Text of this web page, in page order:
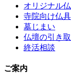
オリジナル
寺院向け仏
墓じまい
仏壇の引き
終活相談
ご案内